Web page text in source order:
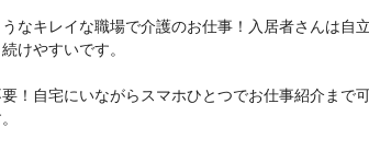
なキレイな職場で介護のお仕事！入居者さんは自
けやすいです。
！自宅にいながらスマホひとつでお仕事紹介まで